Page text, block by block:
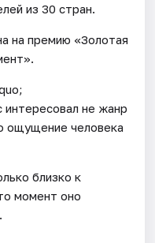
из 30 стран.
на премию «Золотая
интересовал не жанр
ощущение человека
близко к
момент оно